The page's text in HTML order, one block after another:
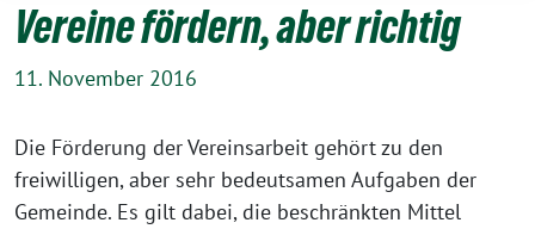
Vereine fördern, aber richtig
11. November 2016
Die Förderung der Vereinsarbeit gehört zu den
freiwilligen, aber sehr bedeutsamen Aufgaben der
Gemeinde. Es gilt dabei, die beschränkten Mittel